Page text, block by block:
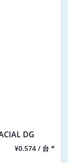
610-630W BIFACIAL DG
¥0.574 / 台 *